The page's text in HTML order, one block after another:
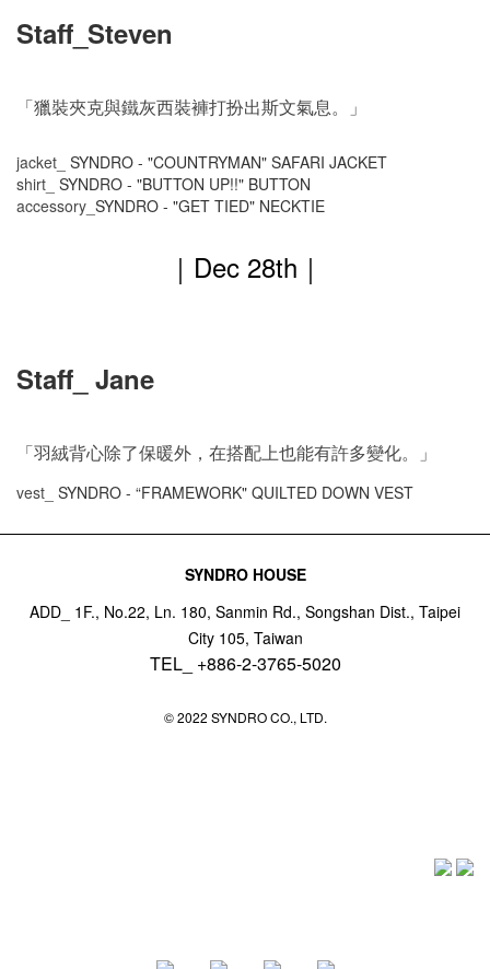
Staff_Steven
「獵裝夾克與鐵灰西裝褲打扮出斯文氣息。」
jacket_ SYNDRO - "COUNTRYMAN" SAFARI JACKET
shirt_ SYNDRO - "BUTTON UP!!" BUTTON
accessory_ SYNDRO - "GET TIED" NECKTIE
｜ Dec 28th ｜
Staff_ Jane
「羽絨背心除了保暖外，在搭配上也能有許多變化。」
vest_ SYNDRO - “FRAMEWORK" QUILTED DOWN VEST
SYNDRO HOUSE
ADD_ 1F., No.22, Ln. 180, Sanmin Rd., Songshan Dist., Taipei
City 105, Taiwan
TEL_ +886-2-3765-5020
© 2022 SYNDRO CO., LTD.